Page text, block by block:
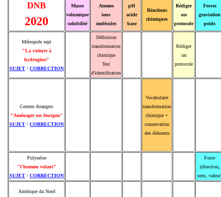
DNB
2020
Masse
volumique
solubilité
Atomes
ions
molécules
pH
acide
base
Réactions
chimiques
Rédiger
un
protocole
Forces
graviation
poids
Métropole sept
"La voiture à
hydrogène"
SUJET / CORRECTION
Définition
transformation
chimique
Test
d'identification
Rédiger
un
protocole
Centres étrangers
"Aménager un fourgon"
SUJET / CORRECTION
Vocabulaire
transformation
chimique +
conservation
des éléments
Polynésie
"l'homme volant"
SUJET / CORRECTION
Force
(direction,
sens,
Amérique du Nord